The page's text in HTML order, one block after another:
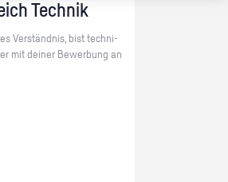
Tech­nik
Ver­ständ­nis, bist tech­ni­
mit dei­ner Be­wer­bung an